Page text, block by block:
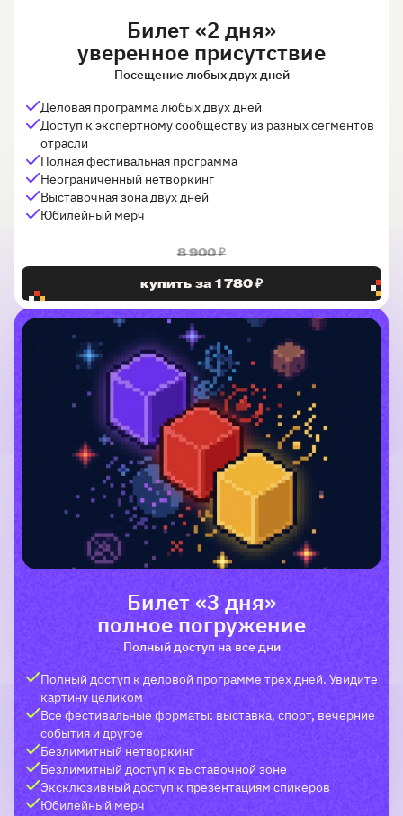
Билет «2 дня»
уверенное присутствие
Посещение любых двух дней
Деловая программа любых двух дней
Доступ к экспертному сообществу из разных сегментов
отрасли
Полная фестивальная программа
Неограниченный нетворкинг
Выставочная зона двух дней
Юбилейный мерч
8 900 ₽
купить за 1 780 ₽
Билет «3 дня»
полное погружение
Полный доступ на все дни
Полный доступ к деловой программе трех дней. Увидите
картину целиком
Все фестивальные форматы: выставка, спорт, вечерние
события и другое
Безлимитный нетворкинг
Безлимитный доступ к выставочной зоне
Эксклюзивный доступ к презентациям спикеров
Юбилейный мерч